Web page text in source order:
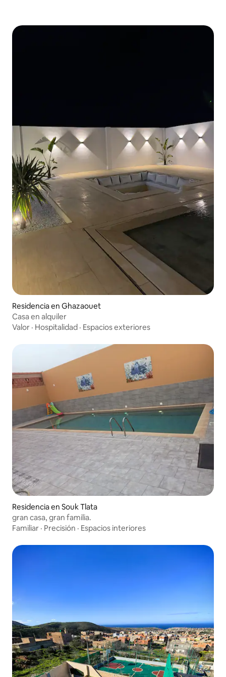
Residencia en Ghazaouet
Casa en alquiler
Valor · Hospitalidad · Espacios exteriores
Residencia en Souk Tlata
gran casa, gran familia.
Familiar · Precisión · Espacios interiores